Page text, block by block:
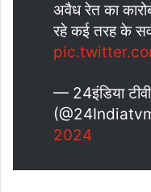
अवैध रेत का
रहे कई तरह के
— 24इंडिया
2024